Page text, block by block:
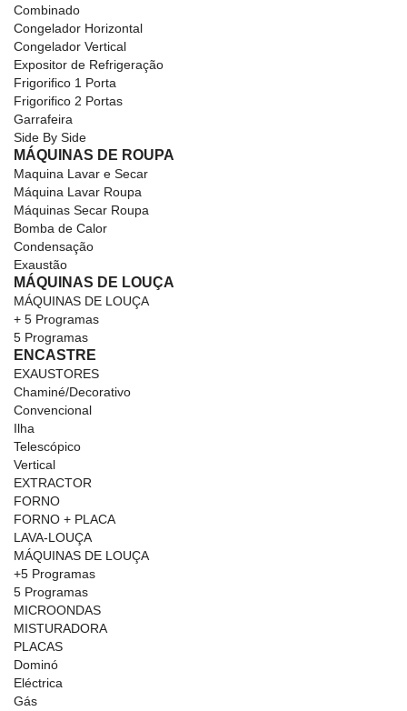
Combinado
Congelador Horizontal
Congelador Vertical
Expositor de Refrigeração
Frigorifico 1 Porta
Frigorifico 2 Portas
Garrafeira
Side By Side
MÁQUINAS DE ROUPA
Maquina Lavar e Secar
Máquina Lavar Roupa
Máquinas Secar Roupa
Bomba de Calor
Condensação
Exaustão
MÁQUINAS DE LOUÇA
MÁQUINAS DE LOUÇA
+ 5 Programas
5 Programas
ENCASTRE
EXAUSTORES
Chaminé/Decorativo
Convencional
Ilha
Telescópico
Vertical
EXTRACTOR
FORNO
FORNO + PLACA
LAVA-LOUÇA
MÁQUINAS DE LOUÇA
+5 Programas
5 Programas
MICROONDAS
MISTURADORA
PLACAS
Dominó
Eléctrica
Gás